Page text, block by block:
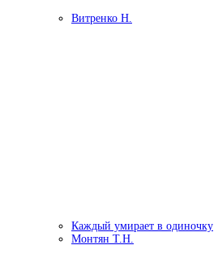
Витренко Н.
Каждый умирает в одиночку
Монтян Т.Н.